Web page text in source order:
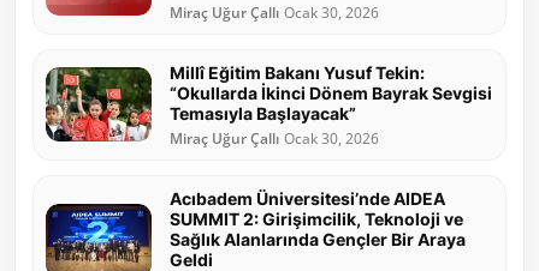
Miraç Uğur Çallı Ocak 30, 2026
Millî Eğitim Bakanı Yusuf Tekin:
“Okullarda İkinci Dönem Bayrak Sevgisi
Temasıyla Başlayacak”
Miraç Uğur Çallı Ocak 30, 2026
Acıbadem Üniversitesi’nde AIDEA
SUMMIT 2: Girişimcilik, Teknoloji ve
Sağlık Alanlarında Gençler Bir Araya
Geldi